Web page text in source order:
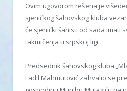
Ovim ugovorom rešena je
sjeničkog šahovskog kluba
će sjenički šahisti od sada imati
takmičenja u srpskoj ligi.
Predsednik šahovskog kluba
Fadil Mahmutović zahvalio se